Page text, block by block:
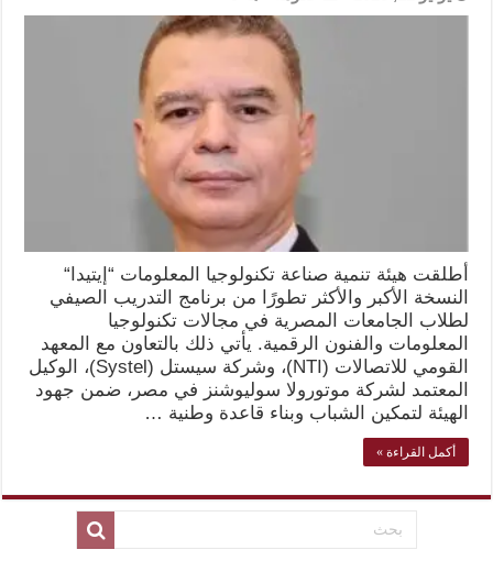
أطلقت هيئة تنمية صناعة تكنولوجيا المعلومات “إيتيدا“
النسخة الأكبر والأكثر تطورًا من برنامج التدريب الصيفي
لطلاب الجامعات المصرية في مجالات تكنولوجيا
المعلومات والفنون الرقمية. يأتي ذلك بالتعاون مع المعهد
القومي للاتصالات (NTI)، وشركة سيستل (Systel)، الوكيل
المعتمد لشركة موتورولا سوليوشنز في مصر، ضمن جهود
الهيئة لتمكين الشباب وبناء قاعدة وطنية …
أكمل القراءة »